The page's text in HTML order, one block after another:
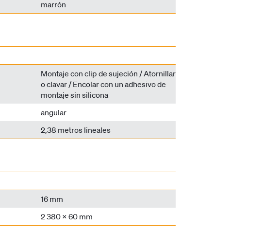
marrón
Montaje con clip de sujeción / Atornillar
o clavar / Encolar con un adhesivo de
montaje sin silicona
angular
2,38 metros lineales
16 mm
2 380 x 60 mm